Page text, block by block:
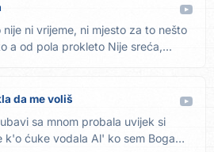
ni vrijeme, ni mjesto za to nešto
a od pola prokleto Nije sreća,...
da me voliš
sa mnom probala uvijek si
k'o ćuke vodala Al' ko sem Boga